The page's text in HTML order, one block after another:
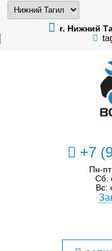
г. Нижний
+7
Пн-
Сб:
Вс: